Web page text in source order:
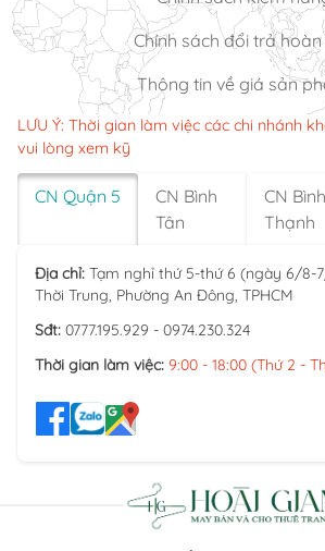
Chính sách đổi trả hoàn
Thông tin về giá sản
LƯU Ý: Thời gian làm việc các chi nhánh
vui lòng xem kỹ
CN Quận 5
CN Bình
Tân
CN Bình
Thạnh
Địa chỉ: Tạm nghỉ thứ 5-thứ 6 (ngày 6/8-
Thời Trung, Phường An Đông, TPHCM
Sđt: 0777.195.929 - 0974.230.324
Thời gian làm việc: 9:00 - 18:00 (Thứ 2 -